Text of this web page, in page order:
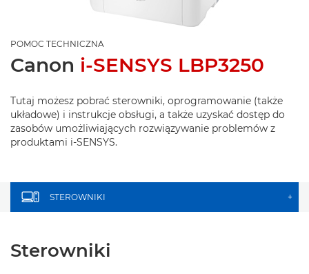
POMOC TECHNICZNA
Canon i-SENSYS LBP3250
Tutaj możesz pobrać sterowniki, oprogramowanie (także
układowe) i instrukcje obsługi, a także uzyskać dostęp do
zasobów umożliwiających rozwiązywanie problemów z
produktami i-SENSYS.
STEROWNIKI +
Sterowniki